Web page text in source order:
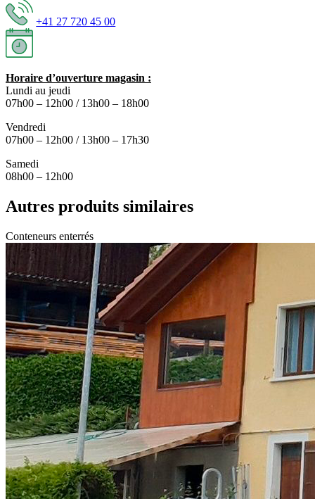
+41 27 720 45 00
Horaire d’ouverture magasin :
Lundi au jeudi
07h00 – 12h00 / 13h00 – 18h00
Vendredi
07h00 – 12h00 / 13h00 – 17h30
Samedi
08h00 – 12h00
Autres produits similaires
Conteneurs enterrés